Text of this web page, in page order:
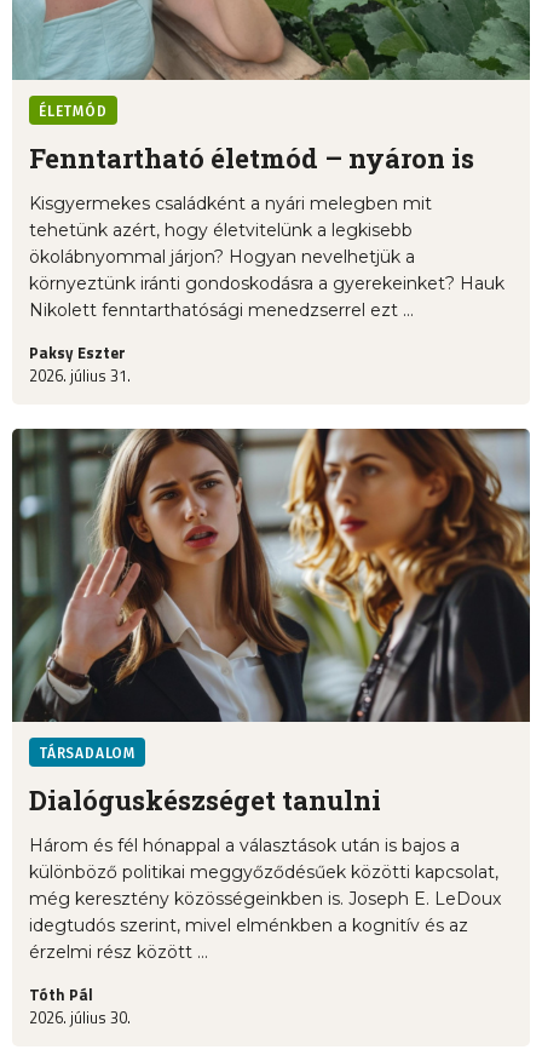
ÉLETMÓD
Fenntartható életmód – nyáron is
Kisgyermekes családként a nyári melegben mit
tehetünk azért, hogy életvitelünk a legkisebb
ökolábnyommal járjon? Hogyan nevelhetjük a
környeztünk iránti gondoskodásra a gyerekeinket? Hauk
Nikolett fenntarthatósági menedzserrel ezt ...
Paksy Eszter
2026. július 31.
TÁRSADALOM
Dialóguskészséget tanulni
Három és fél hónappal a választások után is bajos a
különböző politikai meggyőződésűek közötti kapcsolat,
még keresztény közösségeinkben is. Joseph E. LeDoux
idegtudós szerint, mivel elménkben a kognitív és az
érzelmi rész között ...
Tóth Pál
2026. július 30.